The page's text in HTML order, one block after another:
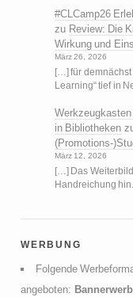
#CLCamp26
zu Review: Die
Wirkung und
März 26, 2026
[…] für demnächst
Learning“ tief in
in Bibliotheken
(Promotions-
März 12, 2026
[…] Das
Handreichung
werbung
Folgende
angeboten: